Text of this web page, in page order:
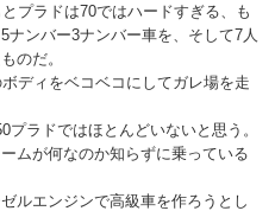
プラドは70ではハードすぎる、も
ナンバー3ナンバー車を、そして7人
のだ。
ディをベコベコにしてガレ場を走
ラドではほとんどいないと思う。
ムが何なのか知らずに乗っている
ルエンジンで高級車を作ろうとし